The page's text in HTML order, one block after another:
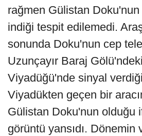
rağmen Gülistan
indiği tespit edilemedi.
sonunda Doku'nun cep
Uzunçayır Baraj
Viyadüğü'nde sinyal
Viyadükten geçen bir
Gülistan Doku'nun olduğu
görüntü yansıdı. Dönemin